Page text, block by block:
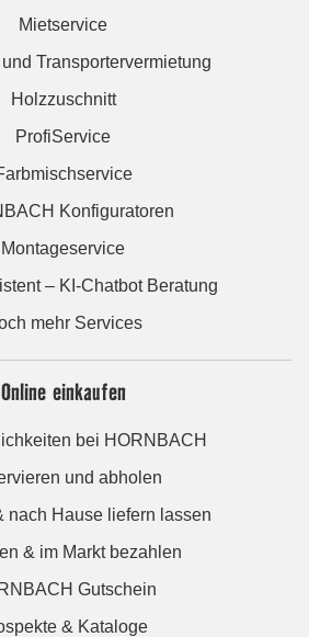
Mietservice
Transportervermietung
Holzzuschnitt
ProfiService
Konfiguratoren
Montageservice
– KI-Chatbot Beratung
mehr Services
Online einkaufen
bei HORNBACH
und abholen
nach Hause liefern lassen
& im Markt bezahlen
Gutschein
& Kataloge